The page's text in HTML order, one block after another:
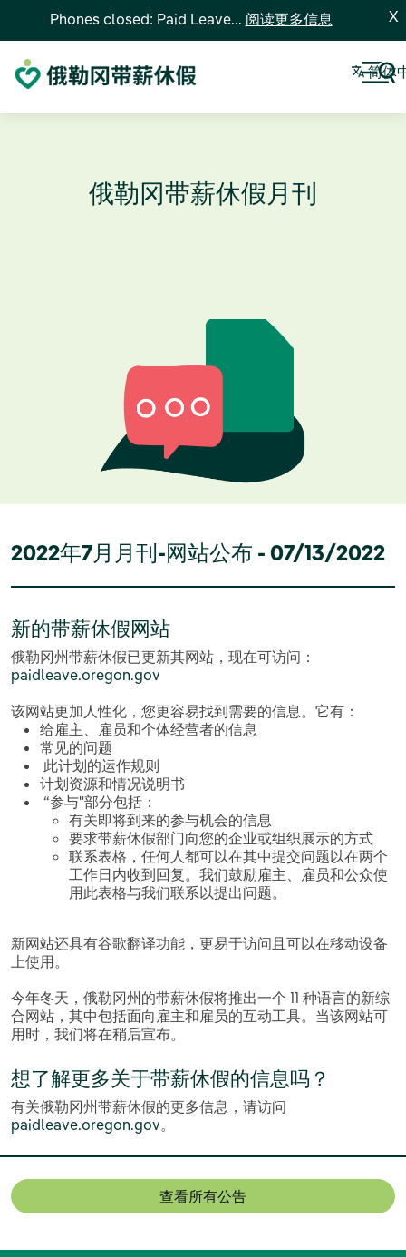
Phones closed: Paid Leave... 阅读更多信息 X
简体
俄勒冈带薪休假月刊
2022年7月月刊-网站公布 - 07/13/2022
新的带薪休假网站
俄勒冈州带薪休假已更新其网站，现在可访问：
paidleave.oregon.gov
该网站更加人性化，您更容易找到需要的信息。它有：
给雇主、雇员和个体经营者的信息
常见的问题
此计划的运作规则
计划资源和情况说明书
“参与"部分包括：
有关即将到来的参与机会的信息
要求带薪休假部门向您的企业或组织展示的方式
联系表格，任何人都可以在其中提交问题以在两个
工作日内收到回复。我们鼓励雇主、雇员和公众使
用此表格与我们联系以提出问题。
新网站还具有谷歌翻译功能，更易于访问且可以在移动设备
上使用。
今年冬天，俄勒冈州的带薪休假将推出一个 11 种语言的新综
合网站，其中包括面向雇主和雇员的互动工具。当该网站可
用时，我们将在稍后宣布。
想了解更多关于带薪休假的信息吗？
有关俄勒冈州带薪休假的更多信息，请访问
paidleave.oregon.gov。
查看所有公告